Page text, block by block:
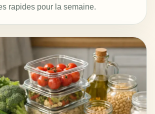
rapides pour la semaine.